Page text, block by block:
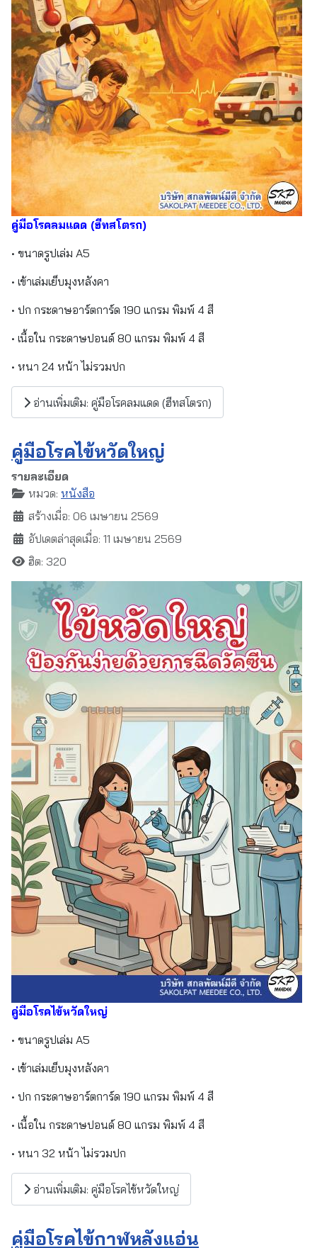
คู่มือโรคลมแดด (ฮีทสโตรก)
• ขนาดรูปเล่ม A5
• เข้าเล่มเย็บมุงหลังคา
• ปก กระดาษอาร์ตการ์ด 190 แกรม พิมพ์ 4 สี
• เนื้อใน กระดาษปอนด์ 80 แกรม พิมพ์ 4 สี
• หนา 24 หน้า ไม่รวมปก
อ่านเพิ่มเติม: คู่มือโรคลมแดด (ฮีทสโตรก)
คู่มือโรคไข้หวัดใหญ่
รายละเอียด
หมวด: หนังสือ
สร้างเมื่อ: 06 เมษายน 2569
อัปเดตล่าสุดเมื่อ: 11 เมษายน 2569
ฮิต: 320
คู่มือโรคไข้หวัดใหญ่
• ขนาดรูปเล่ม A5
• เข้าเล่มเย็บมุงหลังคา
• ปก กระดาษอาร์ตการ์ด 190 แกรม พิมพ์ 4 สี
• เนื้อใน กระดาษปอนด์ 80 แกรม พิมพ์ 4 สี
• หนา 32 หน้า ไม่รวมปก
อ่านเพิ่มเติม: คู่มือโรคไข้หวัดใหญ่
คู่มือโรคไข้กาฬหลังแอ่น